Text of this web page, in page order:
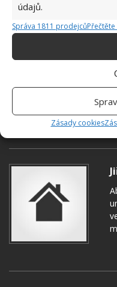
údajů.
Správa 1811 prodejců
Zásady cookies
BARVY